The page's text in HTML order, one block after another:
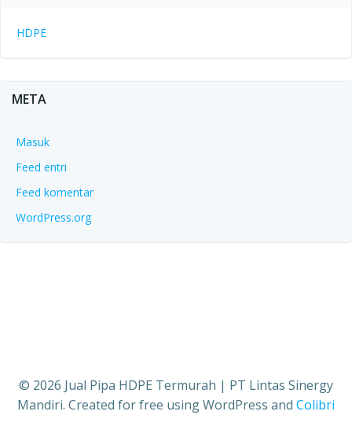
HDPE
META
Masuk
Feed entri
Feed komentar
WordPress.org
© 2026 Jual Pipa HDPE Termurah | PT Lintas Sinergy
Mandiri. Created for free using WordPress and Colibri